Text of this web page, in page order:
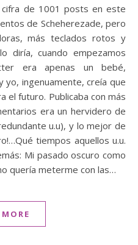
de Scheherezade, pero
más teclados rotos y
diría, cuando empezamos
era apenas un bebé,
yo, ingenuamente, creía que
el futuro. Publicaba con más
era un hervidero de
u.u), y lo mejor de
tiempos aquellos u.u.
Mi pasado oscuro como
quería meterme con las…